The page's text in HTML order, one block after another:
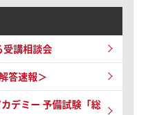
受講相談会
答速報＞
デミー 予備試験 「総